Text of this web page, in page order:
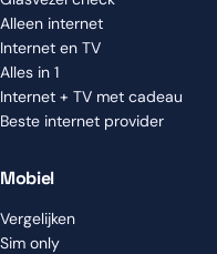
Alleen internet
Internet en TV
Alles in 1
Internet + TV met cadeau
Beste internet provider
Mobiel
Vergelijken
Sim only